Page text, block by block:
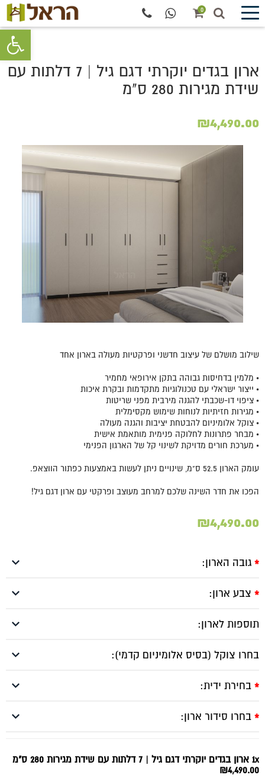
פתח
0
שילוב מושלם של עיצוב חדשני ופרקטיות מעולה בארון אחד
• מלמין בדחיסות גבוהה בתקן אירופאי מחמיר
• ייצור ישראלי עם טכנולוגיות מתקדמות ובקרת איכות
• ציפוי דו-שכבתי להגנה מירבית מפני שריטות
• מגירות חזיתיות לנוחות שימוש מקסימלית
• צוקל אלומיניום להבטחת יציבות והגנה מעולה
• מבחר פתרונות לחלוקה פנימית מותאמת אישית
• מערכת חורים מדויקת לשינוי קל של הארגון הפנימי
עומק הארון 52.5 ס"מ, שינויים ניתן לעשות באמצעות כפתור הווצאפ.
הפכו את חדר השינה שלכם למרחב מעוצב ופרקטי עם ארון דגם גיל!
₪4,490.00
* גובה הארון:
* צבע ארון:
תוספות לארון:
בחרו צוקל (בסיס אלומיניום קדמי):
* בחירת ידית:
* בחרו סידור ארון:
1x ארון בגדים יוקרתי דגם גיל | 7 דלתות עם שידת מגירות 280 ס"מ
₪4,490.00
ארון בגדים יוקרתי דגם גיל | 7 דלתות עם
שידת מגירות 280 ס"מ
₪4,490.00